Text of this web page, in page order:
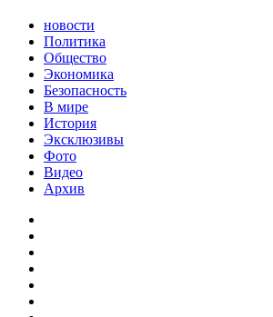
новости
Политика
Общество
Экономика
Безопасность
В мире
История
Эксклюзивы
Фото
Видео
Архив